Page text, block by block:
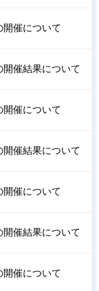
催について
催結果について
催について
催結果について
催について
催結果について
催について